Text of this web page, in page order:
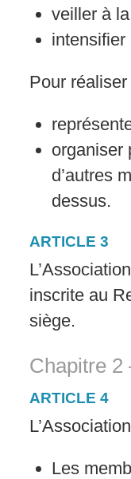
veiller à
Pour
organiser
d’autres
dessus.
ARTICLE 3
inscrite au
siège.
Chapitre 2
ARTICLE 4
Les